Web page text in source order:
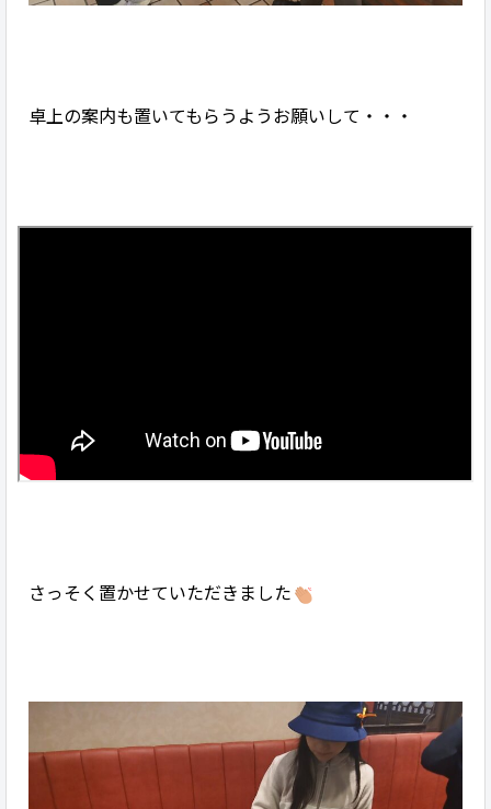
卓上の案内も置いてもらうようお願いして・・・
さっそく置かせていただきました